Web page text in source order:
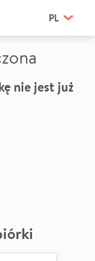
PL
nie jest już